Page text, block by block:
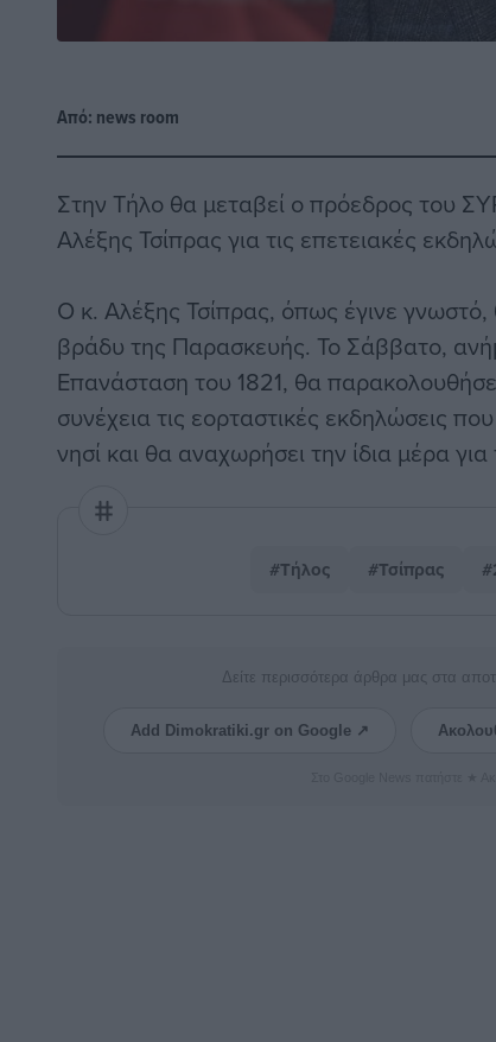
Από: news room
Στην Τήλο θα μεταβεί ο πρόεδρος του
Αλέξης Τσίπρας για τις επετειακές
Ο κ. Αλέξης Τσίπρας, όπως έγινε γνωστό,
βράδυ της Παρασκευής. Το Σάββατο,
Επανάσταση του 1821, θα
συνέχεια τις εορταστικές εκδηλώσεις
νησί και θα αναχωρήσει την ίδια μέρα
#Τήλος #Τσίπρας
Δείτε περισσότερα άρθρα μας στα
Add Dimokratiki.gr on Google ↗